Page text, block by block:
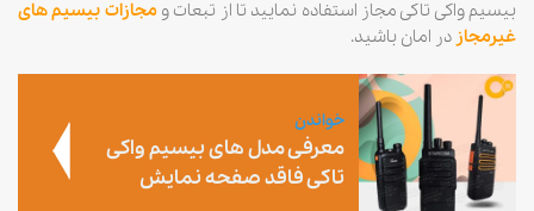
بیسیم واکی تاکی مجاز استفاده نمایید تا از تبعات ومجازات بیسیم های
غیرمجاز در امان باشید.
خواندن
معرفی مدل های بیسیم واکی
تاکی فاقد صفحه نمایش